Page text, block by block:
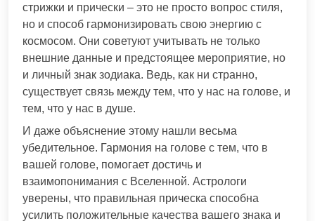
стрижки и прически – это не просто вопрос стиля,
но и способ гармонизировать свою энергию с
космосом. Они советуют учитывать не только
внешние данные и предстоящее мероприятие, но
и личный знак зодиака. Ведь, как ни странно,
существует связь между тем, что у нас на голове, и
тем, что у нас в душе.
И даже объяснение этому нашли весьма
убедительное. Гармония на голове с тем, что в
вашей голове, помогает достичь и
взаимопонимания с Вселенной. Астрологи
уверены, что правильная прическа способна
усилить положительные качества вашего знака и